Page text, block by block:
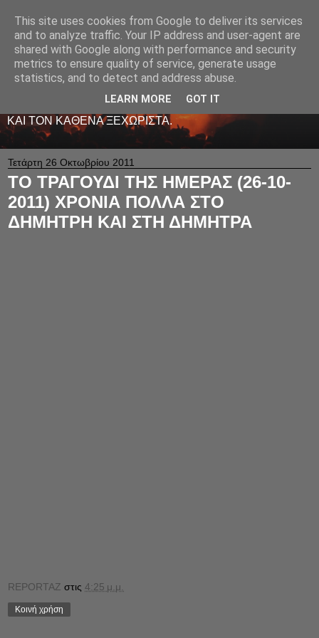
LIVE RADIO NET
ΤΟ ΠΡΩΤΟ ΖΩΝΤΑΝΟ ΜΟΥΣΙΚΟ ΡΑΔΙΟΦΩΝΟ ΣΤΟ
ΙΝΤΕΡΝΕΤ. 24 ΩΡΕΣ ΤΟ 24ΩΡΟ ΠΑΙΖΕΙ ΚΑΛΗ
ΕΛΛΗΝΙΚΗ ΜΟΥΣΙΚΗ ΑΠΟ LIVE - ΚΑΙ ΟΧΙ ΜΟΝΟ
ΚΑΙ ΤΟΝ ΚΑΘΕΝΑ ΞΕΧΩΡΙΣΤΑ.
Τετάρτη 26 Οκτωβρίου 2011
ΤΟ ΤΡΑΓΟΥΔΙ ΤΗΣ ΗΜΕΡΑΣ (26-10-
2011) ΧΡΟΝΙΑ ΠΟΛΛΑ ΣΤΟ
ΔΗΜΗΤΡΗ ΚΑΙ ΣΤΗ ΔΗΜΗΤΡΑ
REPORTAZ στις 4:25 μ.μ.
Κοινή χρήση
This site uses cookies from Google to deliver its services
and to analyze traffic. Your IP address and user-agent are
shared with Google along with performance and security
metrics to ensure quality of service, generate usage
statistics, and to detect and address abuse.
LEARN MORE GOT IT